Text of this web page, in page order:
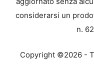
considerarsi un
n.
Copyright ©2026 -